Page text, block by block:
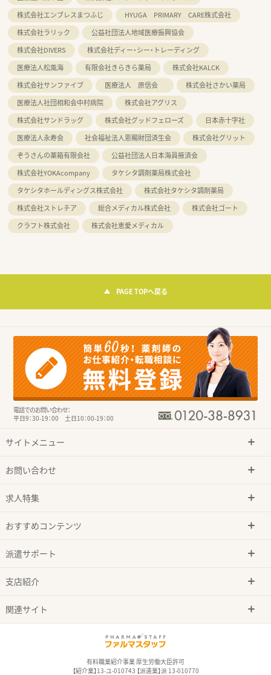
株式会社エンブレスまつふじ
HYUGA PRIMARY CARE株式会社
株式会社ラリック
公益社団法人地域医療振興協会
株式会社DIVERS
株式会社ディー・シー・トレーディング
医療法人松風海
有限会社きらきら薬局
株式会社KALCK
株式会社サンファイブ
医療法人 原信会
株式会社さかい薬局
医療法人社団相和会中村病院
株式会社アグリス
株式会社サンドラッグ
株式会社グッドフェローズ
日本赤十字社
医療法人永寿会
社会福祉法人恩賜財団済生会
株式会社グリット
ぞうさんの薬箱有限会社
公益社団法人日本海員掖済会
株式会社YOKAcompany
タケシタ調剤薬局株式会社
タケシタホールディングス株式会社
株式会社タケシタ調剤薬局
株式会社ストレチア
総合メディカル株式会社
株式会社ゴート
クラフト株式会社
株式会社恵愛メディカル
PAGE TOPへ戻る
電話でのお問い合わせ：
平日9：30-19：00 土日10：00-19：00
サイトメニュー
お問い合わせ
求人特集
おすすめコンテンツ
派遣サポート
支店紹介
関連サイト
有料職業紹介事業 厚生労働大臣許可
【紹介業】13-ユ-010743 【派遣業】派 13-010770